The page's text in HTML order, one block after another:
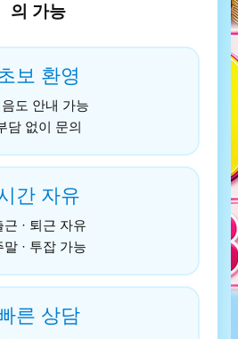
의 가능
보 환영
도 안내 가능
담 없이 문의
간 자유
근 · 퇴근 자유
말 · 투잡 가능
른 상담